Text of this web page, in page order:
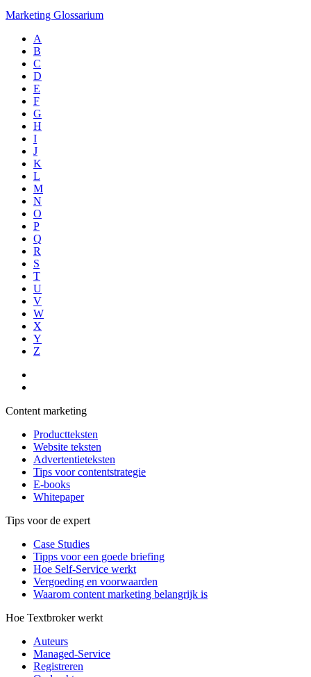
Marketing Glossarium
A
B
C
D
E
F
G
H
I
J
K
L
M
N
O
P
Q
R
S
T
U
V
W
X
Y
Z
Content marketing
Productteksten
Website teksten
Advertentieteksten
Tips voor contentstrategie
E-books
Whitepaper
Tips voor de expert
Case Studies
Tipps voor een goede briefing
Hoe Self-Service werkt
Vergoeding en voorwaarden
Waarom content marketing belangrijk is
Hoe Textbroker werkt
Auteurs
Managed-Service
Registreren